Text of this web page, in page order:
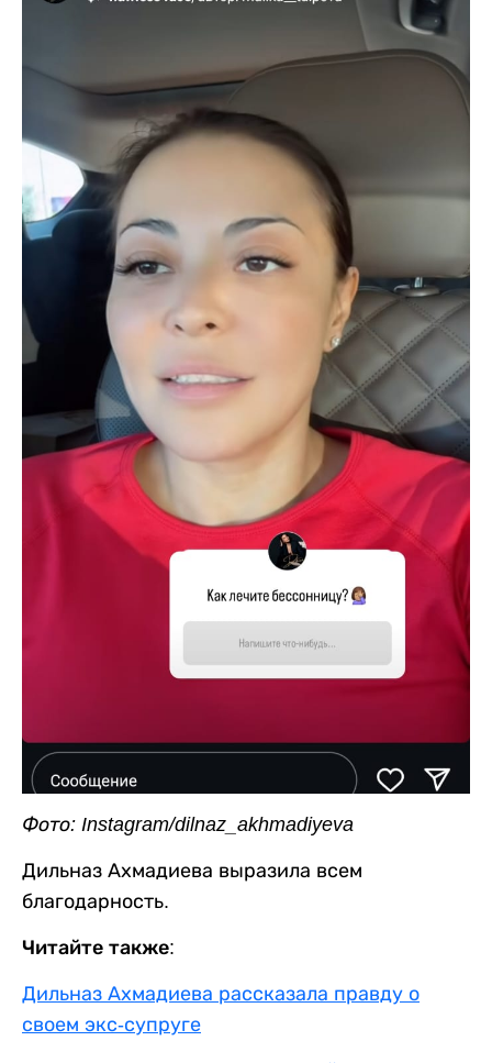
Фото: Instagram/dilnaz_akhmadiyeva
Дильназ Ахмадиева выразила всем
благодарность.
Читайте также:
Дильназ Ахмадиева рассказала правду о
своем экс-супруге